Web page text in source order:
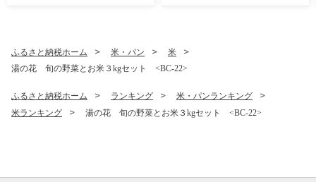
ちご 静岡県 南伊豆町 みなみ
ふるさと納税ホーム 米・パン
米
湯の花 旬の野菜とお米３kgセット <BC-22>
ふるさと納税ホーム ランキング
米・パンランキング
米ランキング
湯の花 旬の野菜とお米３kgセット <BC-22>